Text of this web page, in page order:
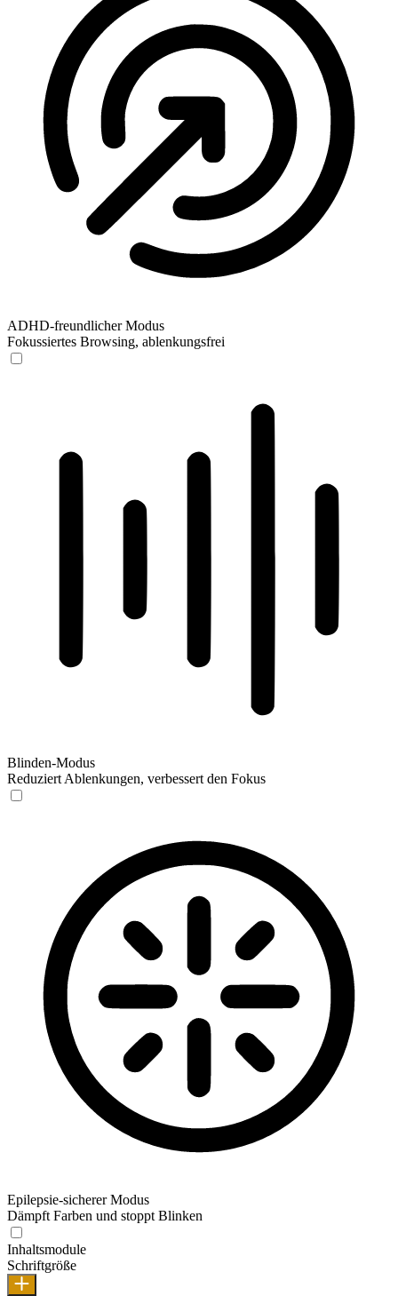
ADHD-freundlicher Modus
Fokussiertes Browsing, ablenkungsfrei
Blinden-Modus
Reduziert Ablenkungen, verbessert den Fokus
Epilepsie-sicherer Modus
Dämpft Farben und stoppt Blinken
Inhaltsmodule
Schriftgröße